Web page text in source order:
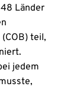
Länder
teil,
jedem